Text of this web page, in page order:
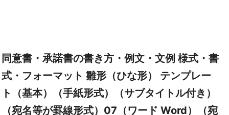
同意書・承諾書の書き方・例文・文例 様式・書
式・フォーマット 雛形（ひな形） テンプレー
ト（基本）（手紙形式）（サブタイトル付き）
（宛名等が罫線形式）07（ワード Word）（宛